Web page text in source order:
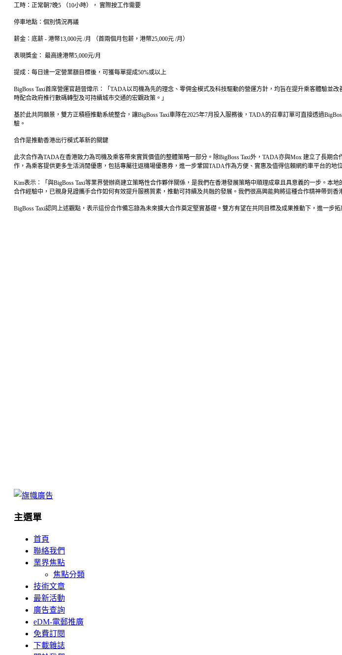
工時：正常朝7晚5 （10小時）， 實際按工作需要
停車地點：個別情況再議
薪金：底薪 - 港幣13,000元 /月 （首兩個月包薪，港幣25,000元 /月）
表現獎金： 最高達港幣5,000元/月
提成：每日達一定營業額目標後，可獲每單提成50%或以上
BigBoss Taxi首席營運官趙晉煒示：「TADA以司機為先的理念、零佣金模式及科技驅動的營運方針，均旨在提升乘客體驗並
時配合政府推行數碼轉型及可持續城市交通的宏觀政策。」
基於此共同願景，雙方正積極推動系統整合，讓BigBoss Taxi車隊在2025年7月投入服務後，TADA的召車訂單可直接透過
驗。
合作是推動香港出行模式革新的關鍵
此次合作為TADA在香港致力為司機及乘客帶來實質價值的整體策略一部分。除BigBoss Taxi外，TADA亦與Mox 建立了長期
作，為乘客提供更多生活消閒優惠，包括專屬往返機場優惠券，進一步鞏固TADA作為方便、實惠及值得信賴網約車平台的地
Kim表示：「與BigBoss Taxi等業界營辦商建立策略性合作夥伴關係，是我們在香港發展策略中順理成章且具意義的一步。本
合作經驗中，已親身見證攜手合作如何有效提升服務質素，推動可持續及共融的發展。我們很高興能夠將這種合作精神帶到香
BigBoss Taxi認同上述觀點，表示這份合作備忘錄為未來擴大合作奠定堅實基礎。雙方有望在共同目標及成果推動下，進一步
主選單
首頁
聯絡我們
業界焦點
焦點分類
技術文章
最新活動
廣告查詢
eDM-電郵推廣
免費訂閱
下載雜誌